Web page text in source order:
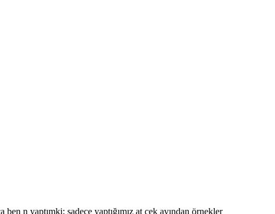
n yaptımki; sadece yaptığımız at çek avından örnekler